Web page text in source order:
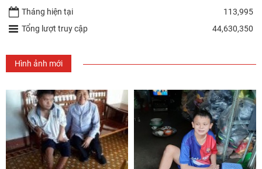
Tháng hiện tại
113,995
Tổng lượt truy cập
44,630,350
Hình ảnh mới